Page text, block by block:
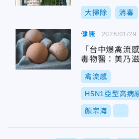
大掃除 消毒
健康
「台中爆禽流
毒物醫：美乃
禽流感
H5N1亞型高病
顏宗海
2026/01/29